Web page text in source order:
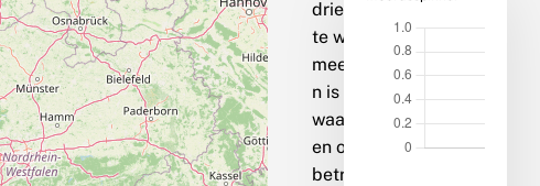
drie jaar op
te weinig
meetpunte
n is
waargenom
en om een
betrouwbar